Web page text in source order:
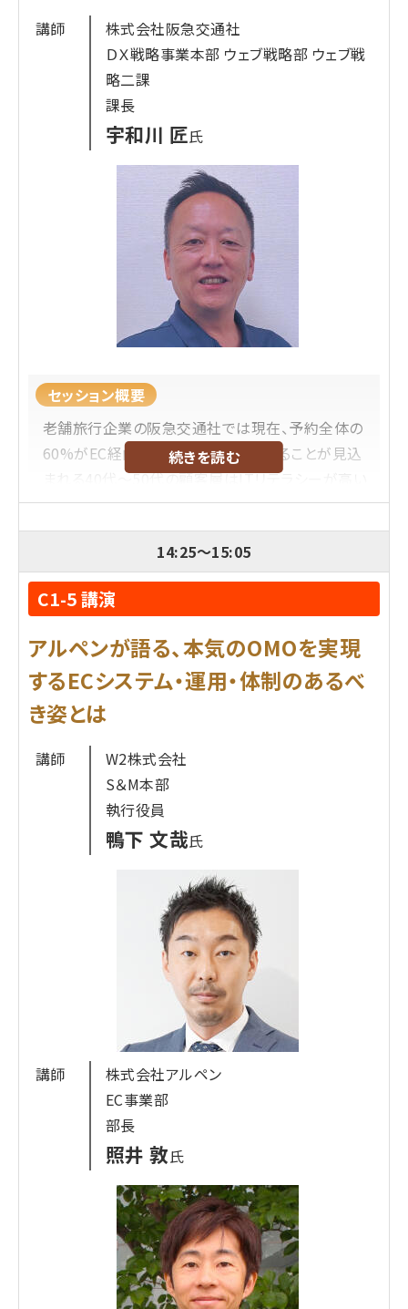
他社事例を参考に失敗しないEC基盤刷新の「判断
基準」を知ることができる。
Shopifyのどういったポイントが評価されているの
かを知ることができる。
田代 竜一
2009年に株式会社パリミキに入社し、販売業務から
店長を経験。
2020年のコロナ禍を機に、WEB事業に課題を感じ、
SNS担当に立候補。2022年からSNSを担当。運用
が止まっていたインスタグラム・Xを再運用。
2024年にWEB事業の責任者に就任。SNSと同じく
消極的な運用だったモール、ECサイトを統括し、そ
れぞれの役割を明確化。
「売上より顧客体験」という方針の元で、オンライン
上の顧客体験向上のために、一つ一つ課題解決に
講師
株式会社阪急交通社
ＤＸ戦略事業本部 ウェブ戦略部 ウェブ戦
略二課
課長
宇和川 匠氏
セッション概要
老舗旅行企業の阪急交通社では現在、予約全体の
60%がEC経由。将来コアな顧客になることが見込
まれる40代～50代の顧客層はITリテラシーが高い
ため、デジタルマーケティングに注力し、オンライン
での接点を拡充しています。DX戦略事業本部の宇
和川匠課長は長らくCRM施策を推進、現在はＷeb
マーケティング全般を管掌する人物。講演では、
LINEアカウントを活用したコミュニケーションの成
パーソナライズした顧客コミュニケーションなどに
関心があるEC担当者はぜひ聴講ください！
株式会社阪急交通社
宇和川 匠氏
1991年阪急交通社に入社。20年にわたり情報シス
テム部門で基幹システムの構築、ネット決済導入、顧
客データの統合管理とＣＲＭ推進を担当。
2013年に現ウェブ戦略部に異動。自社ＥＣサイト阪
急トラベルコムの管理運営、Ｗeb広告を含めＷeb
マーケティング全般に携わる。2019年からはより商
品に近いWeb販売セクションにてプッシュ媒体を統
括、特にLINEについては現在全社運用責任者とし
続きを読む
14:25～15:05
C1-5 講演
アルペンが語る、本気のOMOを実現
するECシステム・運用・体制のあるべ
き姿とは
講師
W2株式会社
S＆M本部
執行役員
鴨下 文哉氏
講師
株式会社アルペン
EC事業部
部長
照井 敦氏